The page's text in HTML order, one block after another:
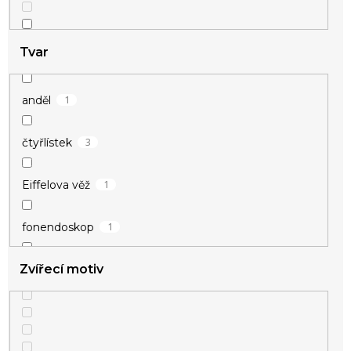
přátelství
štěstí 1
zamilované
Tvar
anděl 1
čtyřlístek 3
Eiffelova věž 1
fonendoskop 1
hvězdičky 7
kostka
Zvířecí motiv